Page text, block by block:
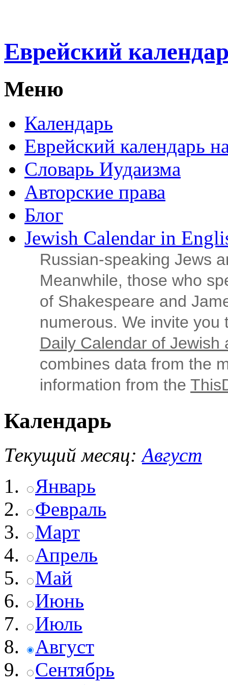
Еврейский
Меню
Календарь
Еврейский календарь
Словарь Иудаизма
Авторские права
Блог
Jewish Calendar in
Russian‑speaking Jews
Meanwhile, those who
of Shakespeare and
numerous. We invite
Daily Calendar of Jewish
combines data from the
information from the
Календарь
Текущий месяц: Август
Январь
Февраль
Март
Апрель
Май
Июнь
Июль
Август
Сентябрь